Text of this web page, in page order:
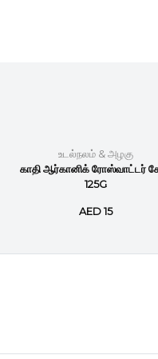
உடல்நலம் & அழகு
காதி ஆர்கானிக் ரோஸ்வாட்டர்
125G
AED 15